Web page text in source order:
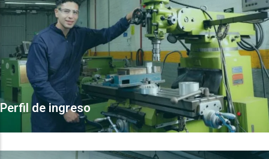
Perfil de ingreso